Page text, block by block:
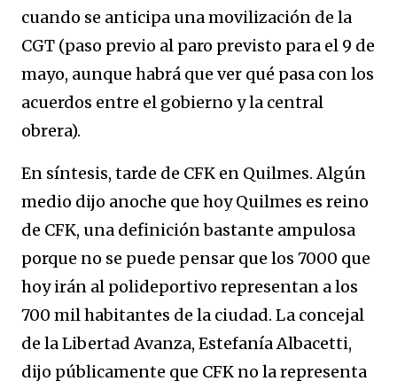
cuando se anticipa una movilización de la
CGT (paso previo al paro previsto para el 9 de
mayo, aunque habrá que ver qué pasa con los
acuerdos entre el gobierno y la central
obrera).
En síntesis, tarde de CFK en Quilmes. Algún
medio dijo anoche que hoy Quilmes es reino
de CFK, una definición bastante ampulosa
porque no se puede pensar que los 7000 que
hoy irán al polideportivo representan a los
700 mil habitantes de la ciudad. La concejal
de la Libertad Avanza, Estefanía Albacetti,
dijo públicamente que CFK no la representa